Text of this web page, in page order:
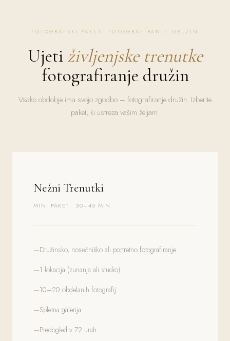
FOTOGRAFSKI PAKETI FOTOGRAFIRANJE DRUŽIN
Ujeti življenjske trenutke
fotografiranje družin
Vsako obdobje ima svojo zgodbo – fotografiranje družin. Izberite
paket, ki ustreza vašim željam.
Nežni Trenutki
MINI PAKET · 30–45 MIN
Družinsko, nosečniško ali portretno fotografiranje
1 lokacija (zunanja ali studio)
10–20 obdelanih fotografij
Spletna galerija
Predogled v 72 urah